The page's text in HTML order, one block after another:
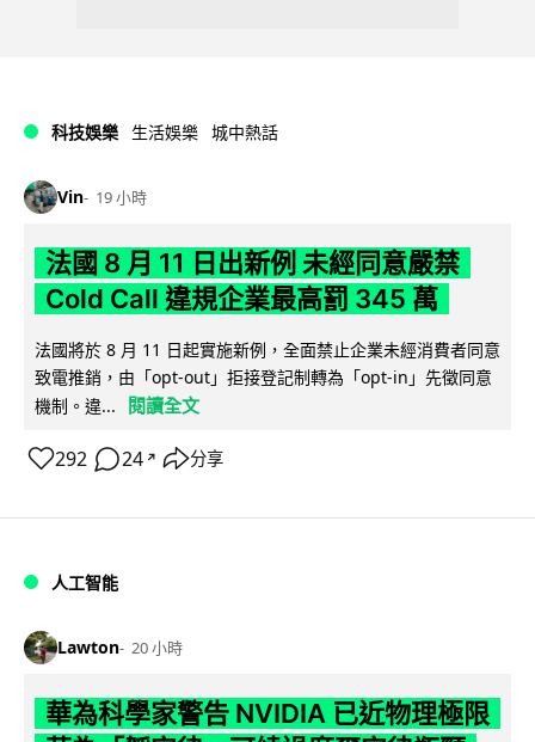
科技娛樂 生活娛樂 城中熱話
Vin 19 小時
法國 8 月 11 日出新例 未經同意嚴禁
Cold Call 違規企業最高罰 345 萬
法國將於 8 月 11 日起實施新例，全面禁止企業未經消費者同意
致電推銷，由「opt-out」拒接登記制轉為「opt-in」先徵同意
機制。違...
閱讀全文
292 24 ↗ 分享
人工智能
Lawton 20 小時
華為科學家警告 NVIDIA 已近物理極限